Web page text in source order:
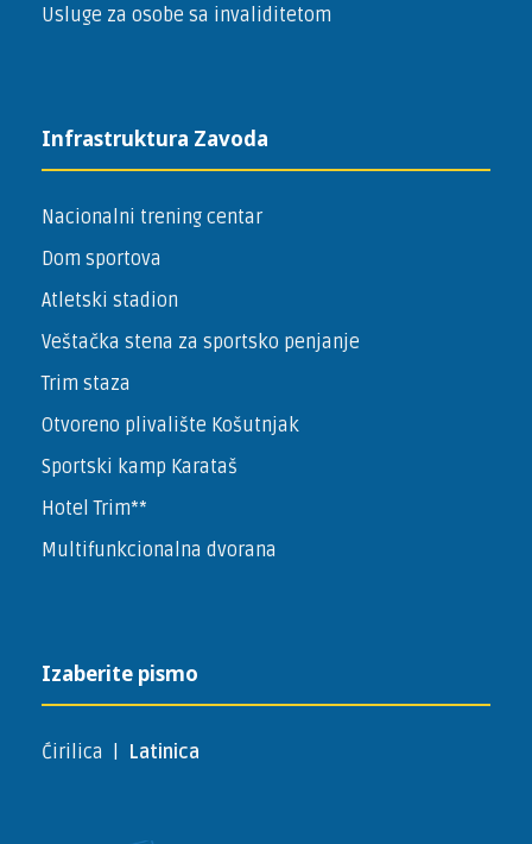
Usluge za osobe sa invaliditetom
Infrastruktura Zavoda
Nacionalni trening centar
Dom sportova
Atletski stadion
Veštačka stena za sportsko penjanje
Trim staza
Otvoreno plivalište Košutnjak
Sportski kamp Karataš
Hotel Trim**
Multifunkcionalna dvorana
Izaberite pismo
Ćirilica Latinica